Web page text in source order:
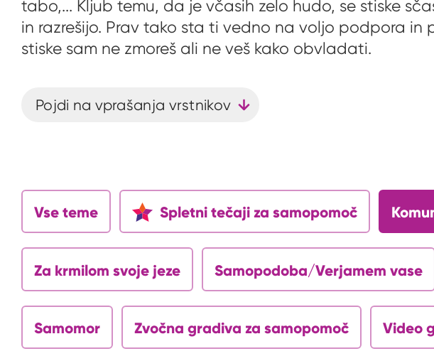
tabo,... Kljub temu, da je včasih zelo hudo, se stiske
in razrešijo. Prav tako sta ti vedno na voljo podpora in
stiske sam ne zmoreš ali ne veš kako obvladati.
Pojdi na vprašanja vrstnikov
Vse teme Spletni tečaji za samopomoč
Za krmilom svoje jeze Samopodoba/Verjamem vase
Samomor Zvočna gradiva za samopomoč Video